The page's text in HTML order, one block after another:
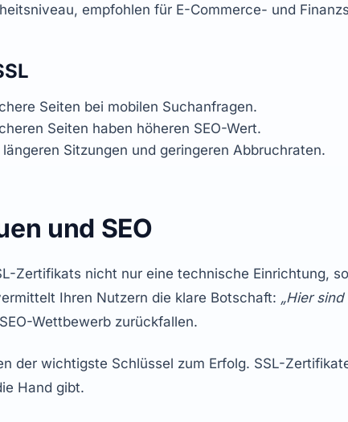
empfohlen für E-Commerce- und
Seiten bei mobilen Suchanfragen.
Seiten haben höheren SEO-Wert.
Sitzungen und geringeren Abbruchraten.
und SEO
Zertifikats nicht nur eine technische Einrichtung,
Ihren Nutzern die klare Botschaft: „Hier sind
Wettbewerb zurückfallen.
der wichtigste Schlüssel zum Erfolg. SSL-
Hand gibt.